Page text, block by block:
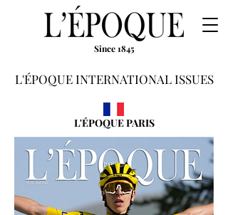
Since 1845
L'ÉPOQUE INTERNATIONAL ISSUES
L'ÉPOQUE PARIS